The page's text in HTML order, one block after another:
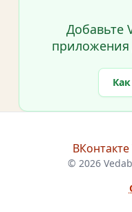
Добавьте
приложения
ВКонтакте
© 2026